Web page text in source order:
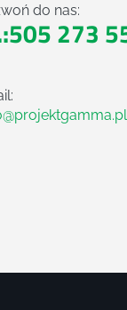
do nas:
273